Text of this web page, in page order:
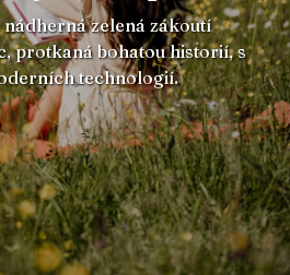
zelená zákoutí
protkaná bohatou historií, s
technologií.